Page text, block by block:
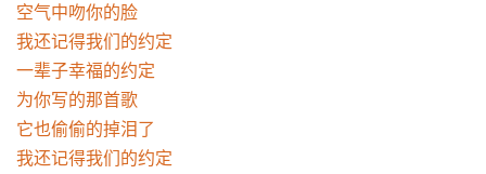
空气中吻你的脸
我还记得我们的约定
一辈子幸福的约定
为你写的那首歌
它也偷偷的掉泪了
我还记得我们的约定